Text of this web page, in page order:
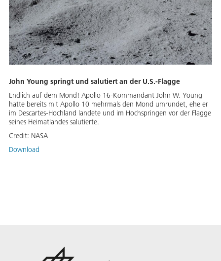
John Young springt und salutiert an der U.S.-Flagge
Endlich auf dem Mond! Apollo 16-Kommandant John W. Young
hatte bereits mit Apollo 10 mehrmals den Mond umrundet, ehe er
im Descartes-Hochland landete und im Hochspringen vor der Flagge
seines Heimatlandes salutierte.
Credit: NASA
Download